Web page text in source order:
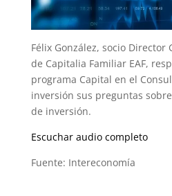
Félix González, socio Director
de Capitalia Familiar EAF,
programa Capital en el
inversión sus preguntas
de inversión.
Escuchar audio completo
Fuente: Intereconomía